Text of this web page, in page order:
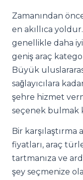
Zamanından
en akıllıca
genellikle daha
geniş araç
Büyük
sağlayıcılara
şehre hizmet
seçenek bulmak
Bir
fiyatları, araç
tartmanıza ve
şey seçmenize